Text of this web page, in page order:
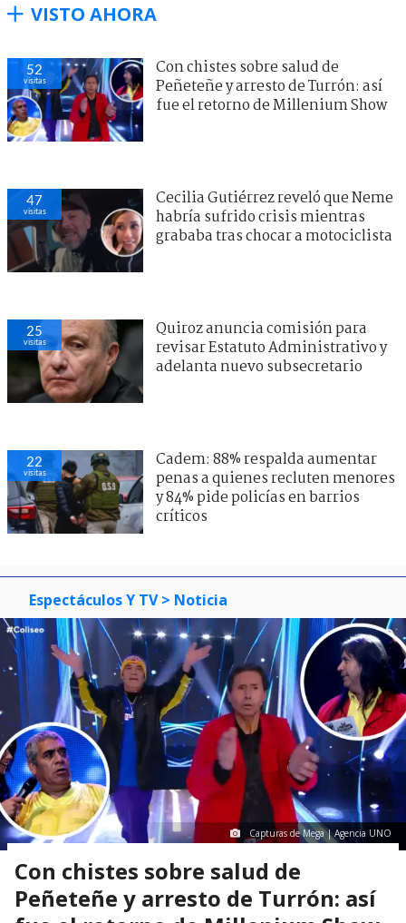
VISTO AHORA
52
visitas
Con chistes sobre salud de
Peñeteñe y arresto de Turrón: así
fue el retorno de Millenium Show
47
visitas
Cecilia Gutiérrez reveló que Neme
habría sufrido crisis mientras
grababa tras chocar a motociclista
25
visitas
Quiroz anuncia comisión para
revisar Estatuto Administrativo y
adelanta nuevo subsecretario
22
visitas
Cadem: 88% respalda aumentar
penas a quienes recluten menores
y 84% pide policías en barrios
críticos
Espectáculos Y TV > Noticia
Capturas de Mega | Agencia UNO
Con chistes sobre salud de
Peñeteñe y arresto de Turrón: así